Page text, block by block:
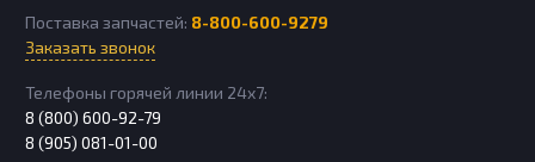
Поставка запчастей: 8-800-600-9279
Заказать звонок
Телефоны горячей линии 24х7:
8 (800) 600-92-79
8 (905) 081-01-00